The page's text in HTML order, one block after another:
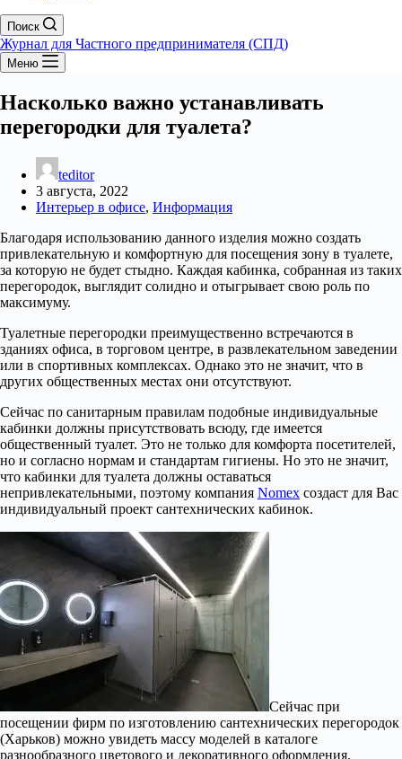
Поиск
Журнал для Частного предпринимателя (СПД)
Меню
Насколько важно устанавливать
перегородки для туалета?
teditor
3 августа, 2022
Интерьер в офисе, Информация
Благодаря использованию данного изделия можно создать
привлекательную и комфортную для посещения зону в туалете,
за которую не будет стыдно. Каждая кабинка, собранная из таких
перегородок, выглядит солидно и отыгрывает свою роль по
максимуму.
Туалетные перегородки преимущественно встречаются в
зданиях офиса, в торговом центре, в развлекательном заведении
или в спортивных комплексах. Однако это не значит, что в
других общественных местах они отсутствуют.
Сейчас по санитарным правилам подобные индивидуальные
кабинки должны присутствовать всюду, где имеется
общественный туалет. Это не только для комфорта посетителей,
но и согласно нормам и стандартам гигиены. Но это не значит,
что кабинки для туалета должны оставаться
непривлекательными, поэтому компания Nomex создаст для Вас
индивидуальный проект сантехнических кабинок.
Сейчас при
посещении фирм по изготовлению сантехнических перегородок
(Харьков) можно увидеть массу моделей в каталоге
разнообразного цветового и декоративного оформления.